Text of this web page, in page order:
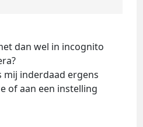
dan wel in incognito
mij inderdaad ergens
of aan een instelling